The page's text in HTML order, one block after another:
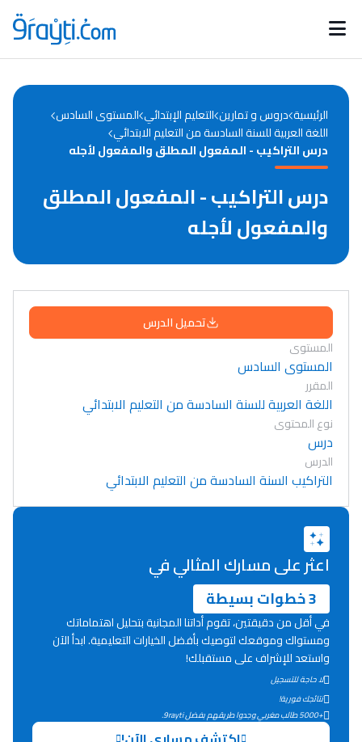
Catégories
d'actualités
Annonces bourses
التعليم الثانوي التأهيلي
الرئيسية دروس و تمارين التعليم الإبتدائي المستوى السادس
اللغة العربية للسنة السادسة من التعليم الابتدائي
درس التراكيب - المفعول المطلق والمفعول لأجله
درس التراكيب - المفعول المطلق
والمفعول لأجله
تحميل الدرس
المستوى
المستوى السادس
المقرر
اللغة العربية للسنة السادسة من التعليم الابتدائي
نوع المحتوى
درس
الدرس
التراكيب السنة السادسة من التعليم الابتدائي
اعثر على مسارك المثالي في
3 خطوات بسيطة
في أقل من دقيقتين، تقوم أداتنا المجانية بتحليل اهتماماتك
ومستواك وموقعك لتوصيك بأفضل الخيارات التعليمية. ابدأ الآن
واستعد للإشراف على مستقبلك!
لا حاجة للتسجيل
نتائجك فورية!
+5000 طالب مغربي وجدوا طريقهم بفضل 9rayti.